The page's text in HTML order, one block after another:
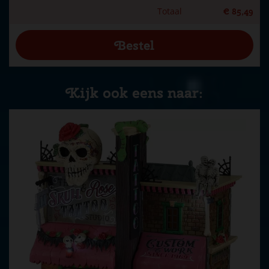
Totaal € 85,49
Kijk ook eens naar: